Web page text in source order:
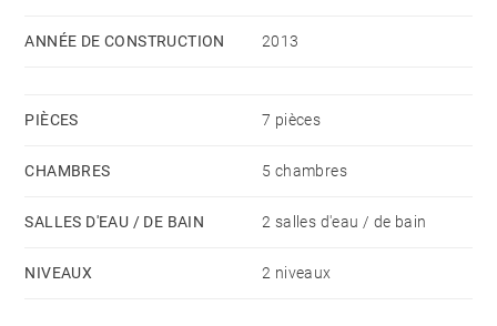
ANNÉE DE CONSTRUCTION 2013
PIÈCES 7 pièces
CHAMBRES 5 chambres
SALLES D'EAU / DE BAIN 2 salles d'eau / de bain
NIVEAUX 2 niveaux